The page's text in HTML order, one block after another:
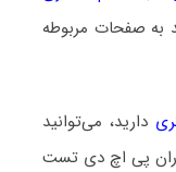
به صفحات مربوطه
دارید، می‌توانید
پی اچ دی تست